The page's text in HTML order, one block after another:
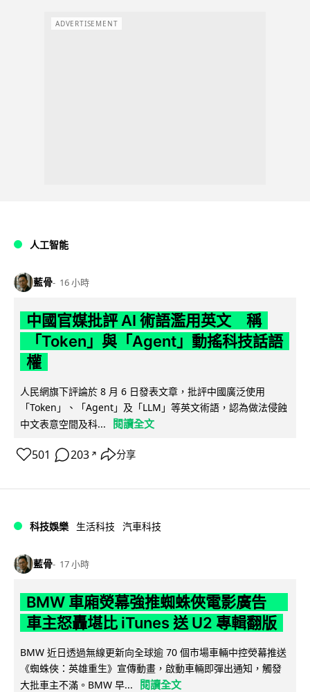
ADVERTISEMENT
人工智能
藍骨 16 小時
中國官媒批評 AI 術語濫用英文 稱
「Token」與「Agent」動搖科技話語
權
人民網旗下評論於 8 月 6 日發表文章，批評中國廣泛使用
「Token」、「Agent」及「LLM」等英文術語，認為做法侵蝕
中文表意空間及科...
閱讀全文
501 203 ↗ 分享
科技娛樂 生活科技 汽車科技
藍骨 17 小時
BMW 車廂熒幕強推蜘蛛俠電影廣告
車主怒轟堪比 iTunes 送 U2 專輯翻版
BMW 近日透過無線更新向全球逾 70 個市場車輛中控熒幕推送
《蜘蛛俠：英雄重生》宣傳動畫，啟動車輛即彈出通知，觸發
大批車主不滿。BMW 早...
閱讀全文